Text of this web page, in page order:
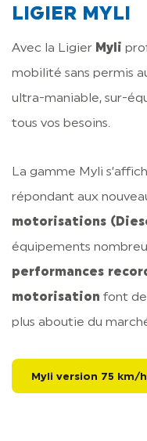
LIGIER MYLI
Avec la Ligier Myli
mobilité sans permis
ultra-maniable, sur-
tous vos besoins.
La gamme Myli
répondant aux
motorisations
équipements
performances
motorisation font de
plus aboutie du
Myli version 75 km/h